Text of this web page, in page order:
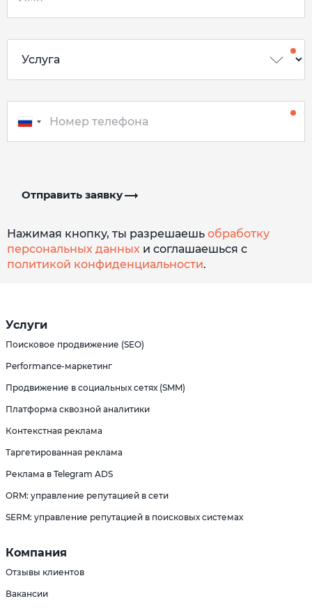
Отправить заявку
Нажимая кнопку, ты разрешаешь обработку
персональных данных и соглашаешься с
политикой конфиденциальности.
Услуги
Поисковое продвижение (SEO)
Performance-маркетинг
Продвижение в социальных сетях (SMM)
Платформа сквозной аналитики
Контекстная реклама
Таргетированная реклама
Реклама в Telegram ADS
ORM: управление репутацией в сети
SERM: управление репутацией в поисковых системах
Компания
Отзывы клиентов
Вакансии